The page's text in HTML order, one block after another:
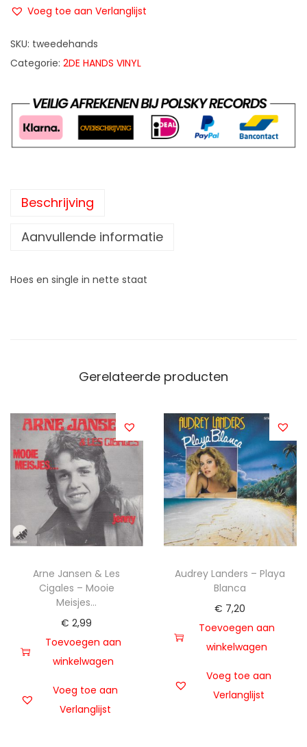
Voeg toe aan Verlanglijst
SKU: tweedehands
Categorie: 2DE HANDS VINYL
Beschrijving
Aanvullende informatie
Hoes en single in nette staat
Gerelateerde producten
Arne Jansen & Les
Cigales – Mooie
Meisjes…
€ 2,99
Toevoegen aan
winkelwagen
Voeg toe aan
Verlanglijst
Audrey Landers – Playa
Blanca
€ 7,20
Toevoegen aan
winkelwagen
Voeg toe aan
Verlanglijst